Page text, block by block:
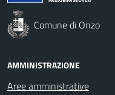
Comune di Onzo
AMMINISTRAZIONE
Aree amministrative